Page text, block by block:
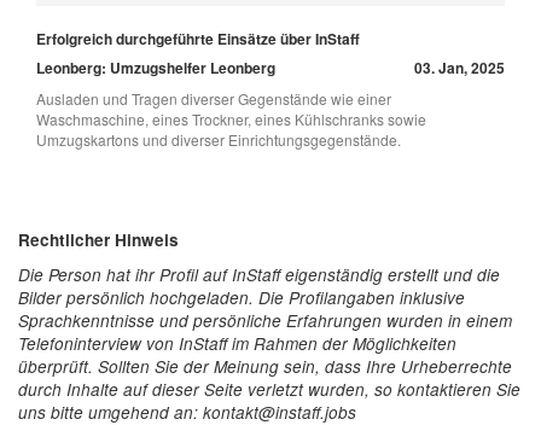
Erfolgreich durchgeführte Einsätze über InStaff
Leonberg: Umzugshelfer Leonberg
03. Jan, 2025
Ausladen und Tragen diverser Gegenstände wie einer
Waschmaschine, eines Trockner, eines Kühlschranks sowie
Umzugskartons und diverser Einrichtungsgegenstände.
Rechtlicher Hinweis
Die Person hat ihr Profil auf InStaff eigenständig erstellt und die
Bilder persönlich hochgeladen. Die Profilangaben inklusive
Sprachkenntnisse und persönliche Erfahrungen wurden in einem
Telefoninterview von InStaff im Rahmen der Möglichkeiten
überprüft. Sollten Sie der Meinung sein, dass Ihre Urheberrechte
durch Inhalte auf dieser Seite verletzt wurden, so kontaktieren Sie
uns bitte umgehend an: kontakt@instaff.jobs